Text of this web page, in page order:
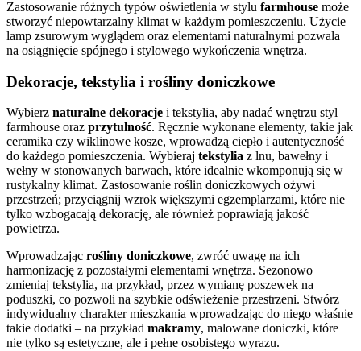
Zastosowanie różnych typów oświetlenia w stylu farmhouse może
stworzyć niepowtarzalny klimat w każdym pomieszczeniu. Użycie
lamp zsurowym wyglądem oraz elementami naturalnymi pozwala
na osiągnięcie spójnego i stylowego wykończenia wnętrza.
Dekoracje, tekstylia i rośliny doniczkowe
Wybierz naturalne dekoracje i tekstylia, aby nadać wnętrzu styl
farmhouse oraz przytulność. Ręcznie wykonane elementy, takie jak
ceramika czy wiklinowe kosze, wprowadzą ciepło i autentyczność
do każdego pomieszczenia. Wybieraj tekstylia z lnu, bawełny i
wełny w stonowanych barwach, które idealnie wkomponują się w
rustykalny klimat. Zastosowanie roślin doniczkowych ożywi
przestrzeń; przyciągnij wzrok większymi egzemplarzami, które nie
tylko wzbogacają dekorację, ale również poprawiają jakość
powietrza.
Wprowadzając rośliny doniczkowe, zwróć uwagę na ich
harmonizację z pozostałymi elementami wnętrza. Sezonowo
zmieniaj tekstylia, na przykład, przez wymianę poszewek na
poduszki, co pozwoli na szybkie odświeżenie przestrzeni. Stwórz
indywidualny charakter mieszkania wprowadzając do niego właśnie
takie dodatki – na przykład makramy, malowane doniczki, które
nie tylko są estetyczne, ale i pełne osobistego wyrazu.